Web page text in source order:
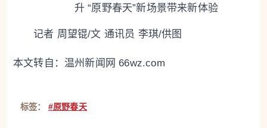
升 “原野春天”新场景带来新体验
记者 周望锟/文 通讯员 李琪/供图
本文转自： 温州新闻网 66wz.com
标签： #原野春天